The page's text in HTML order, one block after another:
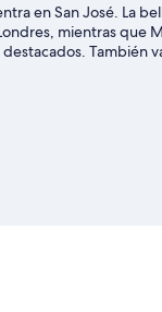
en San José. La
mientras que
También